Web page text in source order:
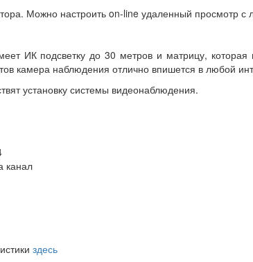
Можно настроить on-line удаленный просмотр
ИК подсветку до 30 метров и матрицу, которая
камера наблюдения отлично впишется в любой
установку системы видеонаблюдения.
канал
здесь